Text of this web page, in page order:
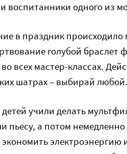
воспитанники одного из
в праздник
голубой браслет
всех мастер-классах.
шатрах – выбирай любой.
учили делать
пьесу, а потом
экономить